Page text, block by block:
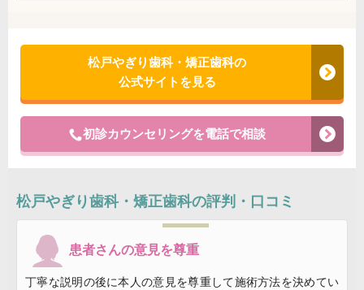
松戸やぎり歯科・矯正歯科の
公式サイトを見る
初診カウンセリングを電話で相談
松戸やぎり歯科・矯正歯科の評判・口コミ
患者さんの意見を尊重
丁寧な説明の後に本人の意見を尊重して施術方法を決めてい